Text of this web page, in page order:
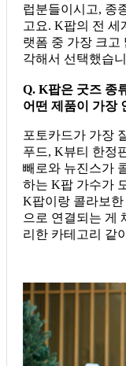
럽분들이시고, 종
고요. K팝의 전 세
랫폼 중 가장 크고
각해서 선택했습
Q. K팝은 굿즈 종
어떤 제품이 가장
포토카드가 가장
푸드, K뷰티 한정
빼로와 뉴진스가
하는 K팝 가수가
K팝이랑 콜라보
으로 연결되는 게
리한 카테고리 같